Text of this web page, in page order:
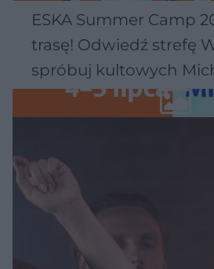
ESKA Summer Camp
trasę! Odwiedź strefę
spróbuj kultowych
Wawelu